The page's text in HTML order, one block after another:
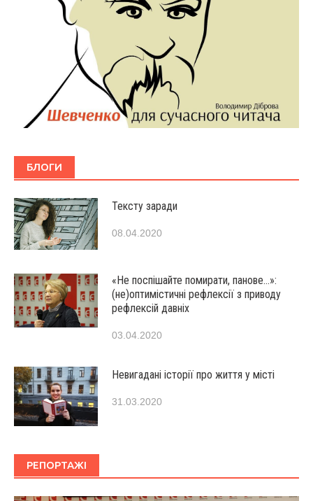
БЛОГИ
Тексту заради
08.04.2020
«Не поспішайте помирати, панове…»:
(не)оптимістичні рефлексії з приводу
рефлексій давніх
03.04.2020
Невигадані історії про життя у місті
31.03.2020
РЕПОРТАЖІ